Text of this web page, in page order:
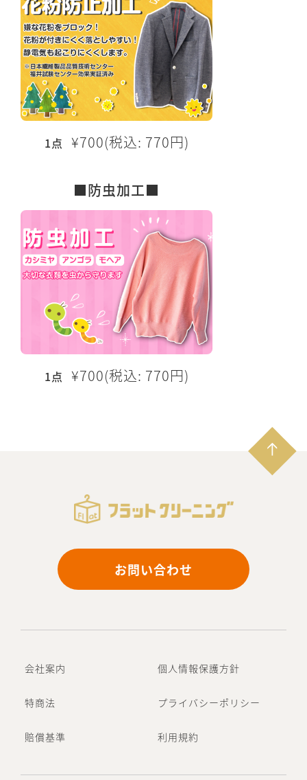
1点 ¥700(税込: 770円)
■防虫加工■
1点 ¥700(税込: 770円)
お問い合わせ
会社案内 個人情報保護方針
特商法 プライバシーポリシー
賠償基準 利用規約